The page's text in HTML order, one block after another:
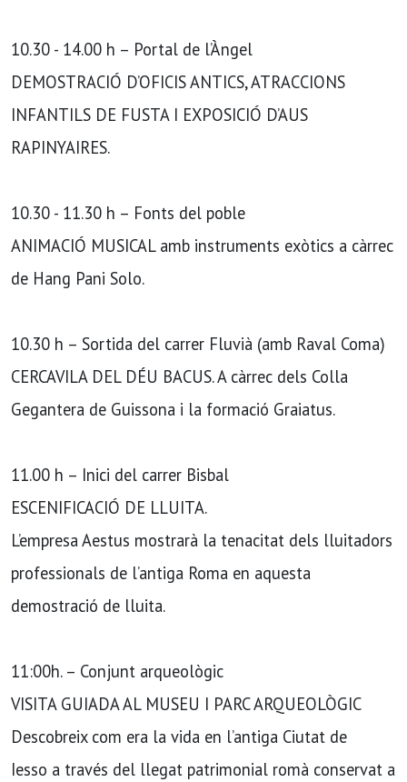
10.30 - 14.00 h – Portal de l’Àngel
DEMOSTRACIÓ D’OFICIS ANTICS, ATRACCIONS
INFANTILS DE FUSTA I EXPOSICIÓ D’AUS
RAPINYAIRES.
10.30 - 11.30 h – Fonts del poble
ANIMACIÓ MUSICAL amb instruments exòtics a càrrec
de Hang Pani Solo.
10.30 h – Sortida del carrer Fluvià (amb Raval Coma)
CERCAVILA DEL DÉU BACUS. A càrrec dels Colla
Gegantera de Guissona i la formació Graiatus.
11.00 h – Inici del carrer Bisbal
ESCENIFICACIÓ DE LLUITA.
L’empresa Aestus mostrarà la tenacitat dels lluitadors
professionals de l’antiga Roma en aquesta
demostració de lluita.
11:00h. – Conjunt arqueològic
VISITA GUIADA AL MUSEU I PARC ARQUEOLÒGIC
Descobreix com era la vida en l’antiga Ciutat de
Iesso a través del llegat patrimonial romà conservat a